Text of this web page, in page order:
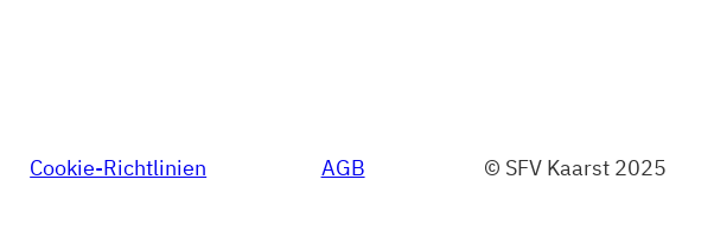
Cookie-Richtlinien AGB © SFV Kaarst 2025